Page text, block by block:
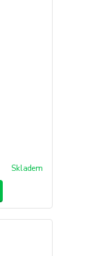
Skladem